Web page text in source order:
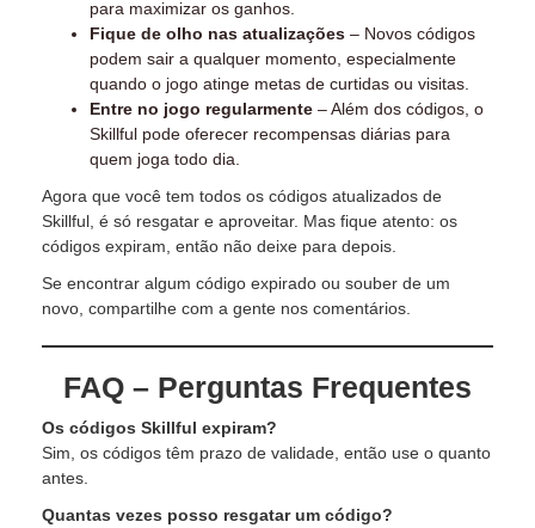
para maximizar os ganhos.
Fique de olho nas atualizações – Novos códigos
podem sair a qualquer momento, especialmente
quando o jogo atinge metas de curtidas ou visitas.
Entre no jogo regularmente – Além dos códigos, o
Skillful pode oferecer recompensas diárias para
quem joga todo dia.
Agora que você tem todos os códigos atualizados de
Skillful, é só resgatar e aproveitar. Mas fique atento: os
códigos expiram, então não deixe para depois.
Se encontrar algum código expirado ou souber de um
novo, compartilhe com a gente nos comentários.
FAQ – Perguntas Frequentes
Os códigos Skillful expiram?
Sim, os códigos têm prazo de validade, então use o quanto
antes.
Quantas vezes posso resgatar um código?